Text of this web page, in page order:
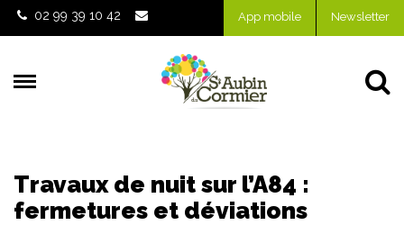
Gestion des traceurs
02 99 39 10 42 App mobile Newsletter
Travaux de nuit sur l’A84 :
fermetures et déviations